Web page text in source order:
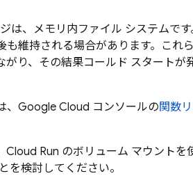
は、メモリ内ファイル システムで
維持される場合があります。これ
り、その結果コールド スタートが
、Google Cloud コンソールの関数
Cloud Run のボリューム マウントを
を検討してください。